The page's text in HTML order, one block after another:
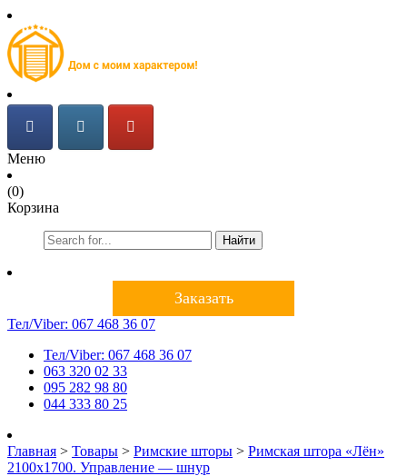
Меню
(0)
Корзина
Найти
Заказать
Тел/Viber: 067 468 36 07
Тел/Viber: 067 468 36 07
063 320 02 33
095 282 98 80
044 333 80 25
Главная > Товары > Римские шторы > Римская штора «Лён»
2100х1700. Управление — шнур